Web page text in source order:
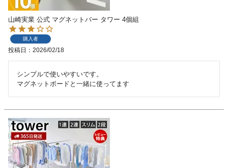
山崎実業 公式 マグネットバー タワー 4個組
購入者
投稿日 2026/02/18
シンプルで使いやすいです。
マグネットボードと一緒に使ってます